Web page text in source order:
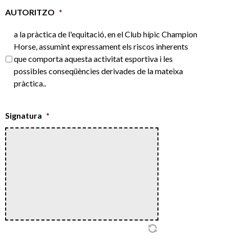
AUTORITZO *
a la pràctica de l'equitació, en el Club hípic Champion
Horse, assumint expressament els riscos inherents
que comporta aquesta activitat esportiva i les
possibles conseqüències derivades de la mateixa
pràctica..
Signatura *